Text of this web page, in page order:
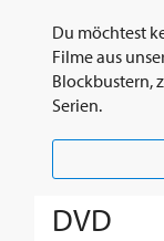
Du möchtest
Filme aus
Blockbustern,
Serien.
DVD